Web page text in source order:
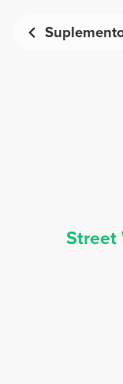
Street